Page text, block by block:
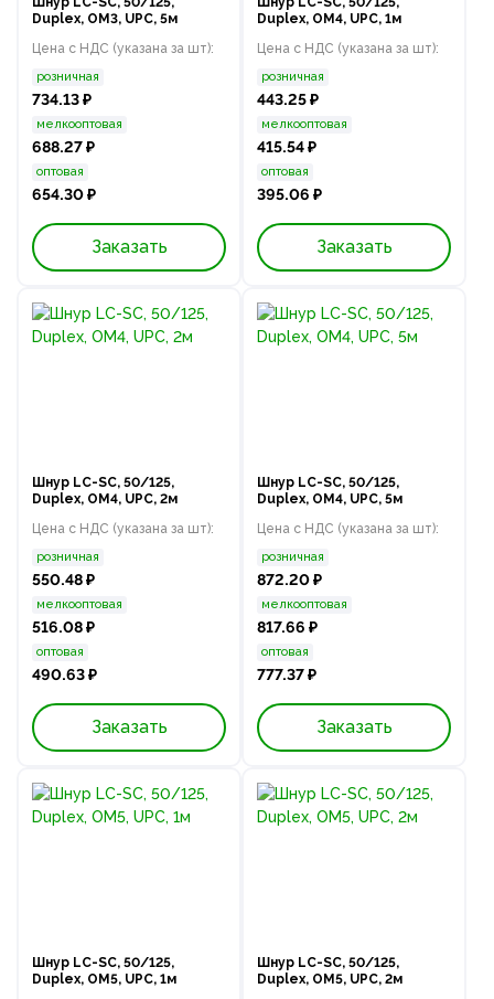
Duplex, OM3, UPC, 5м
Цена с НДС (указана за шт):
розничная
734.13 ₽
мелкооптовая
688.27 ₽
оптовая
654.30 ₽
Заказать
Duplex, OM4, UPC, 1м
Цена с НДС (указана за шт):
розничная
443.25 ₽
мелкооптовая
415.54 ₽
оптовая
395.06 ₽
Заказать
Шнур LC-SC, 50/125,
Duplex, OM4, UPC, 2м
Цена с НДС (указана за шт):
розничная
550.48 ₽
мелкооптовая
516.08 ₽
оптовая
490.63 ₽
Заказать
Шнур LC-SC, 50/125,
Duplex, OM4, UPC, 5м
Цена с НДС (указана за шт):
розничная
872.20 ₽
мелкооптовая
817.66 ₽
оптовая
777.37 ₽
Заказать
Шнур LC-SC, 50/125,
Duplex, OM5, UPC, 1м
Шнур LC-SC, 50/125,
Duplex, OM5, UPC, 2м